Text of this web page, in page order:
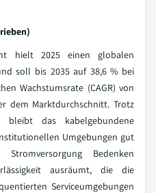
hielt 2025 einen globalen
soll bis 2035 auf 38,6 % bei
Wachstumsrate (CAGR) von
dem Marktdurchschnitt. Trotz
bleibt das kabelgebundene
Umgebungen gut
Bedenken
ausräumt, die die
Serviceumgebungen